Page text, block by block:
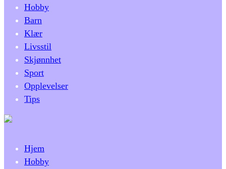
Hobby
Barn
Klær
Livsstil
Skjønnhet
Sport
Opplevelser
Tips
Hjem
Hobby